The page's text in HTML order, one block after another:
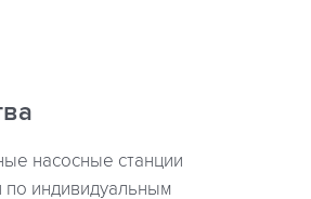
насосные станции
по индивидуальным